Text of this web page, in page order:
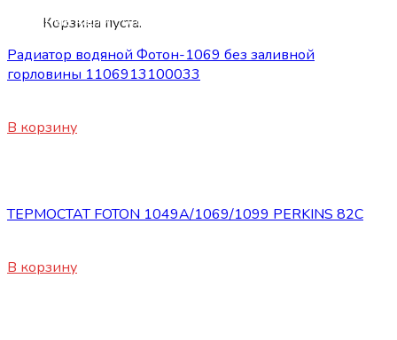
Корзина пуста.
Запасные части Foton
Радиатор водяной Фотон-1069 без заливной
горловины 1106913100033
В корзину
ТЕРМОСТАТ FOTON 1049A/1069/1099 PERKINS 82C
В корзину